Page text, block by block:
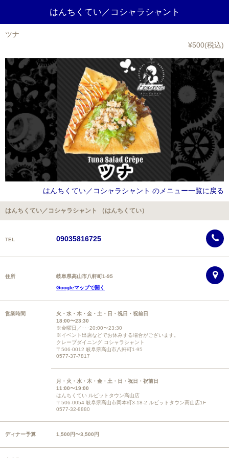
はんちくてい／コシャラシャント
ツナ
¥500(税込)
はんちくてい／コシャラシャント のメニュー一覧に戻る
はんちくてい／コシャラシャント （はんちくてい）
TEL 09035816725
住所
岐阜県高山市八軒町1-95
Googleマップで開く
営業時間
火・水・木・金・土・日・祝日・祝前日
18:00〜23:30
※金曜日／･･･20:00〜23:30
※イベント出店などでお休みする場合がございます。
クレープダイニング コシャラシャント
〒506-0012 岐阜県高山市八軒町1-95
0577-37-7817
月・火・水・木・金・土・日・祝日・祝前日
11:00〜19:00
はんちくてい ルビットタウン高山店
〒506-0054 岐阜県高山市岡本町3-18-2 ルビットタウン高山店1F
0577-32-8880
ディナー予算 1,500円〜3,500円